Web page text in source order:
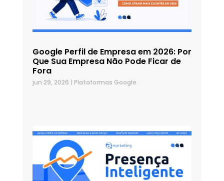
Google Perfil de Empresa em 2026: Por
Que Sua Empresa Não Pode Ficar de
Fora
jun 29, 2026 | Plataformas Google